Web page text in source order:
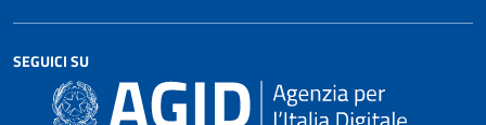
SEGUICI SU